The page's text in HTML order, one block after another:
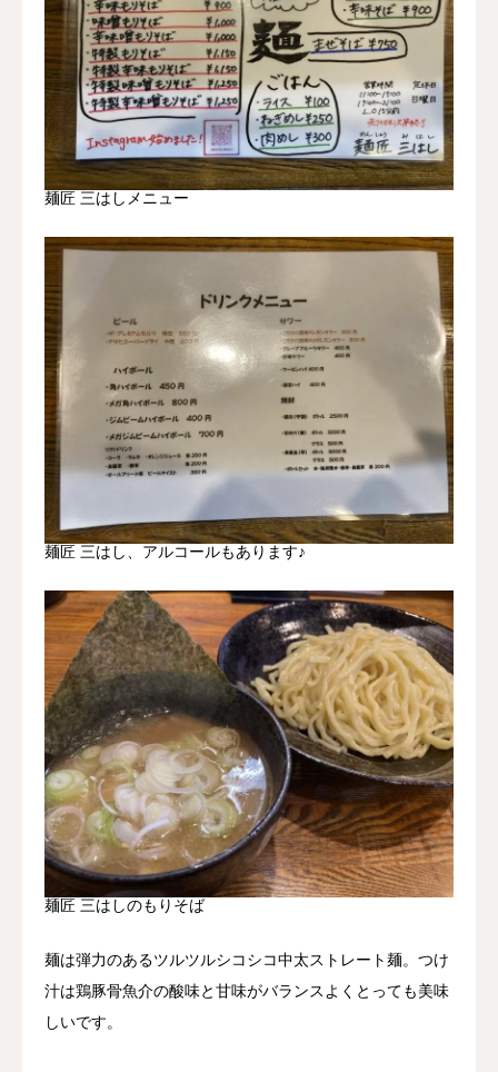
麺匠 三はしメニュー
麺匠 三はし、アルコールもあります♪
麺匠 三はしのもりそば
麺は弾力のあるツルツルシコシコ中太ストレート麺。つけ
汁は鶏豚骨魚介の酸味と甘味がバランスよくとっても美味
しいです。